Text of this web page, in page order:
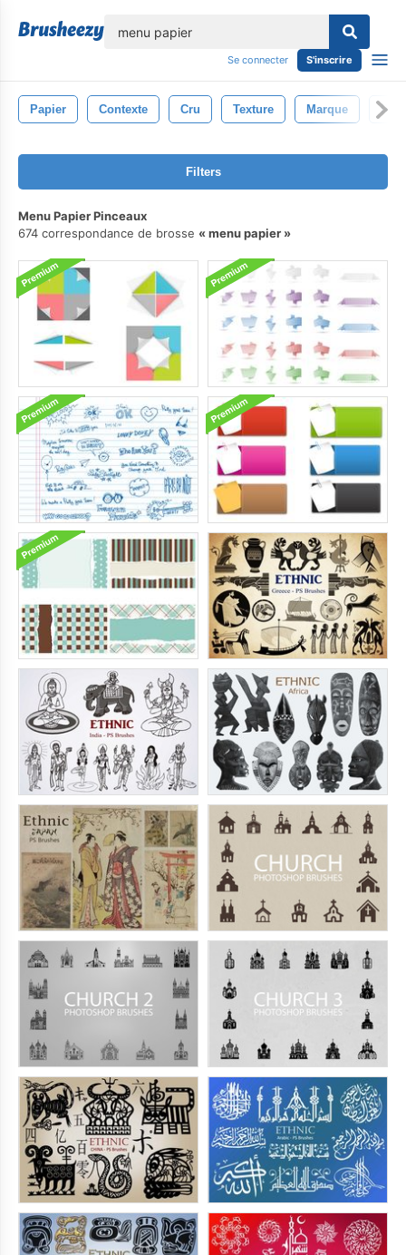
Se connecter S'inscrire
Papier Contexte Cru Texture Marque
Filters
Menu Papier Pinceaux
674 correspondance de brosse
menu papier